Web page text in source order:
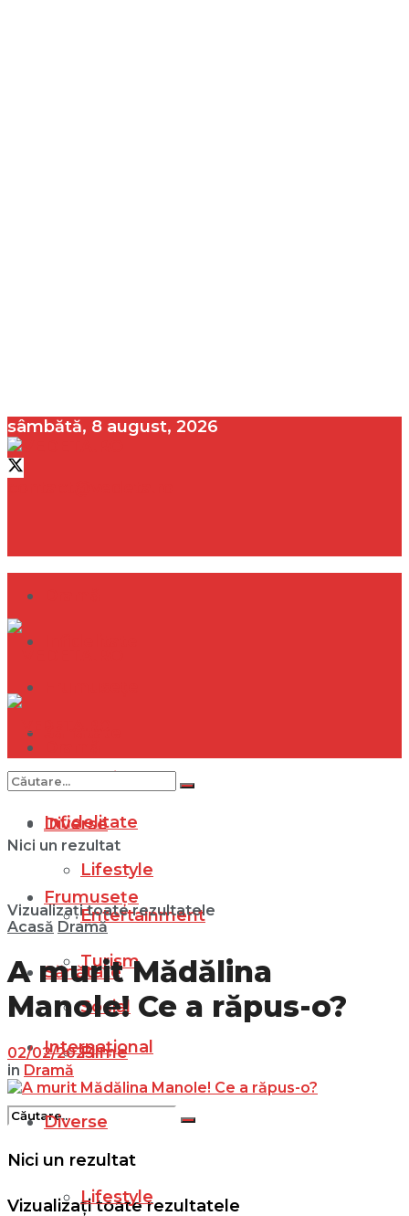
sâmbătă, 8 august, 2026
Internațional
Diverse
Lifestyle
Entertainment
Turism
Social
Filme
Nici un rezultat
Vizualizați toate rezultatele
Infidelitate
Frumusețe
Sănătate
Internațional
Diverse
Lifestyle
Nici un rezultat
Vizualizați toate rezultatele
Acasă Dramă
A murit Mădălina
Manole! Ce a răpus-o?
02/02/2023
in Dramă